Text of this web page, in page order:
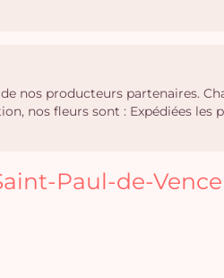
nos producteurs partenaires.
nos fleurs sont : Expédiées les
Paul-de-Vence